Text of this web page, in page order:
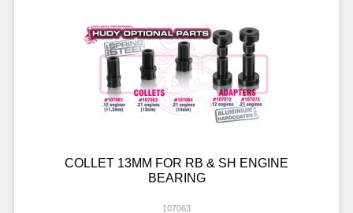
COLLET 13MM FOR RB & SH ENGINE
BEARING
107063